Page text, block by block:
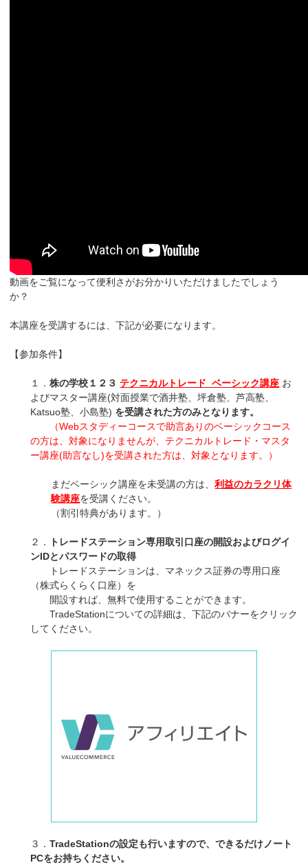
動画をご覧になって便利さがお分かりいただけましたでしょう
か？
本講座を受講するには、下記が必要になります。
【参加条件】
１．株の学校１２３ テクニカルトレード ベーシック講座 お
よびマスター講座(対面授業で酒井塾、坪倉塾、芦高塾、
Katsuo塾、小島塾) を受講された方のみとなります。
（Webスタディーコースで助言ありのベーシックコース
の方は、対象になりませんが、テクニカルトレード・マスタ
ー講座(助言なし)を受講された方は、対象となります。）
まだベーシック講座を未受講の方は、利益のカラクリ体
験講座を受講ください。
（割引特典があります。）
２．
トレードステーション専用取引口座の開設およびログイ
ンIDとパスワードの取得
トレードステーションは、マネックス証券の専用口座
（株式らくらく口座）を
開設すれば、無料で使用することができます。
TradeStationについての詳細は、下記のバナーをクリック
してください。
３．TradeStationの設定も行いますので、できるだけノート
PCをお持ちください。